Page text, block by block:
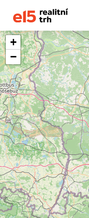
+
−